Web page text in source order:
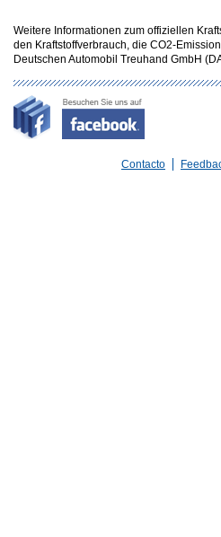
Weitere Informationen zum offiziellen
den Kraftstoffverbrauch, die CO2-
Deutschen Automobil Treuhand GmbH
Contacto